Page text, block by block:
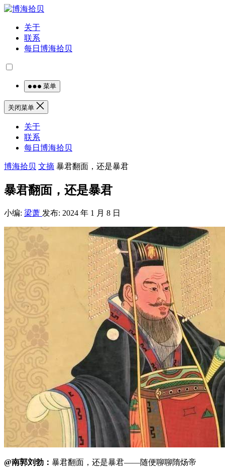
关于
联系
每日博海拾贝
菜单
关闭菜单
关于
联系
每日博海拾贝
博海拾贝 文摘 暴君翻面，还是暴君
暴君翻面，还是暴君
小编: 梁萧 发布: 2024 年 1 月 8 日
@南郭刘勃： 暴君翻面，还是暴君——随便聊聊隋炀帝